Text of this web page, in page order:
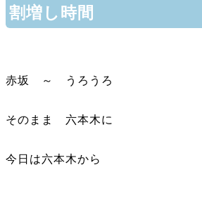
割増し時間
赤坂 ～ うろうろ
そのまま 六本木に
今日は六本木から